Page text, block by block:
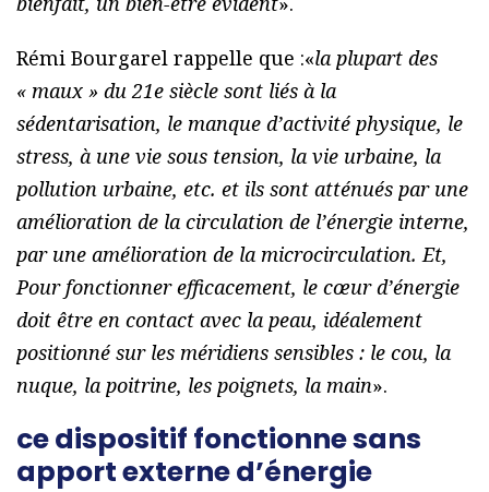
Rémi Bourgarel rappelle que :«la plupart des
« maux » du 21e siècle sont liés à la
sédentarisation, le manque d’activité physique, le
stress, à une vie sous tension, la vie urbaine, la
pollution urbaine, etc. et ils sont atténués par une
amélioration de la circulation de l’énergie interne,
par une amélioration de la microcirculation. Et,
Pour fonctionner efficacement, le cœur d’énergie
doit être en contact avec la peau, idéalement
positionné sur les méridiens sensibles : le cou, la
nuque, la poitrine, les poignets, la main».
ce dispositif fonctionne sans
apport externe d’énergie